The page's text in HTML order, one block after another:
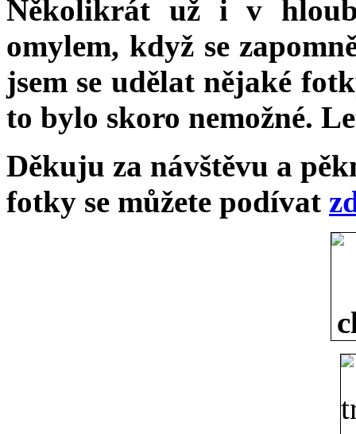
Několikrát už i v
omylem, když se
jsem se udělat nějaké
to bylo skoro nemožné.
Děkuju za návštěvu a
fotky se můžete podívat